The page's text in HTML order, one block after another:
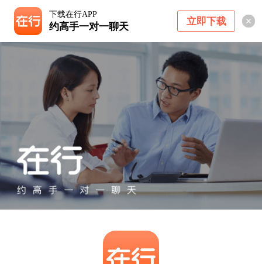
下载在行APP
约高手一对一聊天 立即下载